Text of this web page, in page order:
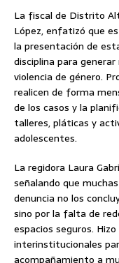
La fiscal de Distrito
López, enfatizó que
la presentación de
disciplina para
violencia de género.
realicen de forma
de los casos y la
talleres, pláticas y
adolescentes.
La regidora Laura
señalando que
denuncia no los
sino por la falta de
espacios seguros.
interinstitucionales
acompañamiento a